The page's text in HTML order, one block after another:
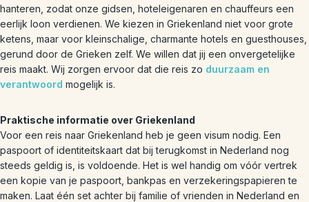
hanteren, zodat onze gidsen, hoteleigenaren en chauffeurs een
eerlijk loon verdienen. We kiezen in Griekenland niet voor grote
ketens, maar voor kleinschalige, charmante hotels en guesthouses,
gerund door de Grieken zelf. We willen dat jij een onvergetelijke
reis maakt. Wij zorgen ervoor dat die reis zo duurzaam en
verantwoord mogelijk is.
Praktische informatie over Griekenland
Voor een reis naar Griekenland heb je geen visum nodig. Een
paspoort of identiteitskaart dat bij terugkomst in Nederland nog
steeds geldig is, is voldoende. Het is wel handig om vóór vertrek
een kopie van je paspoort, bankpas en verzekeringspapieren te
maken. Laat één set achter bij familie of vrienden in Nederland en